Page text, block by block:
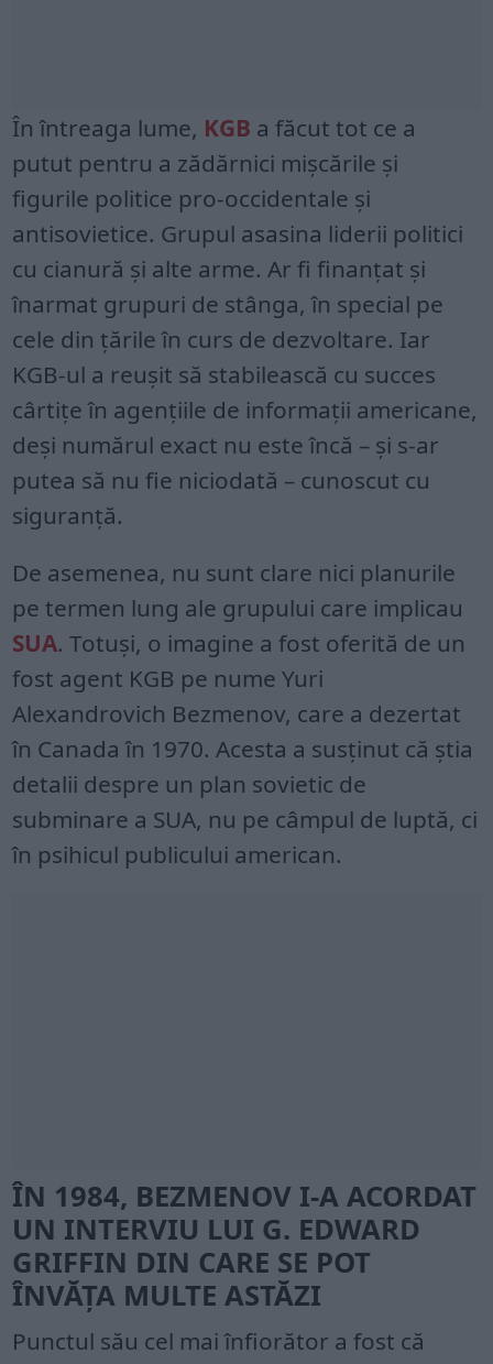
În întreaga lume, KGB a făcut tot ce a
putut pentru a zădărnici mișcările și
figurile politice pro-occidentale și
antisovietice. Grupul asasina liderii politici
cu cianură și alte arme. Ar fi finanțat și
înarmat grupuri de stânga, în special pe
cele din țările în curs de dezvoltare. Iar
KGB-ul a reușit să stabilească cu succes
cârtițe în agențiile de informații americane,
deși numărul exact nu este încă – și s-ar
putea să nu fie niciodată – cunoscut cu
siguranță.
De asemenea, nu sunt clare nici planurile
pe termen lung ale grupului care implicau
SUA. Totuși, o imagine a fost oferită de un
fost agent KGB pe nume Yuri
Alexandrovich Bezmenov, care a dezertat
în Canada în 1970. Acesta a susținut că știa
detalii despre un plan sovietic de
subminare a SUA, nu pe câmpul de luptă, ci
în psihicul publicului american.
ÎN 1984, BEZMENOV I-A ACORDAT
UN INTERVIU LUI G. EDWARD
GRIFFIN DIN CARE SE POT
ÎNVĂȚA MULTE ASTĂZI
Punctul său cel mai înfiorător a fost că